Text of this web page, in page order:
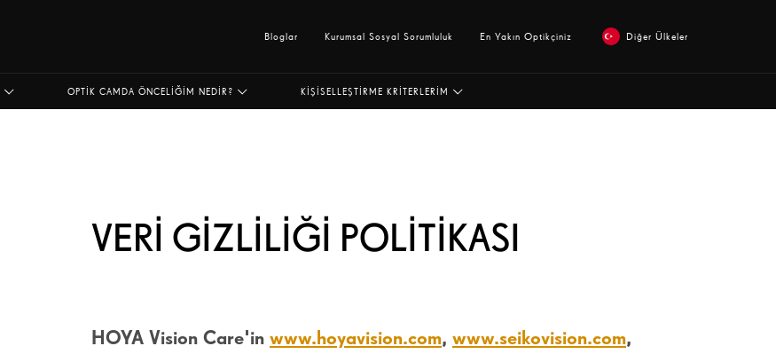
Bloglar Kurumsal Sosyal Sorumluluk En Yakın Optikçiniz Diğer Ülkeler
OPTIK CAMDA ÖNCELIĞIM NEDIR? KIŞISELLEŞTIRME KRITERLERIM
VERI GIZLILIĞI POLITIKASI
HOYA Vision Care'in www.hoyavision.com, www.seikovision.com,